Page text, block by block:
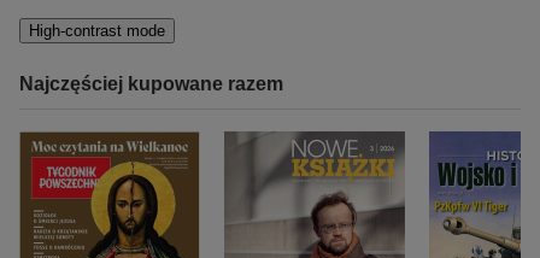
High-contrast mode
Najczęściej kupowane razem